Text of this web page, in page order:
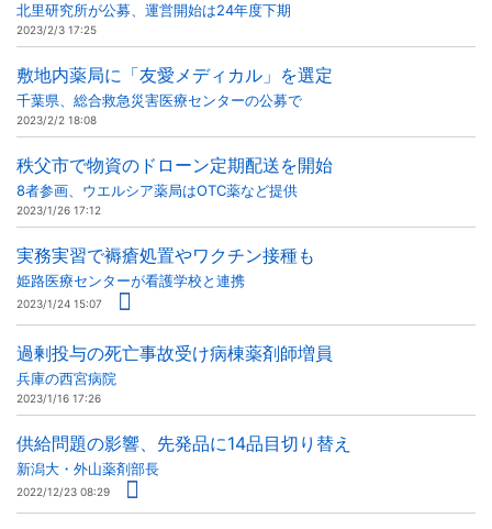
北里研究所が公募、運営開始は24年度下期
2023/2/3 17:25
敷地内薬局に「友愛メディカル」を選定
千葉県、総合救急災害医療センターの公募で
2023/2/2 18:08
秩父市で物資のドローン定期配送を開始
8者参画、ウエルシア薬局はOTC薬など提供
2023/1/26 17:12
実務実習で褥瘡処置やワクチン接種も
姫路医療センターが看護学校と連携
2023/1/24 15:07
過剰投与の死亡事故受け病棟薬剤師増員
兵庫の西宮病院
2023/1/16 17:26
供給問題の影響、先発品に14品目切り替え
新潟大・外山薬剤部長
2022/12/23 08:29